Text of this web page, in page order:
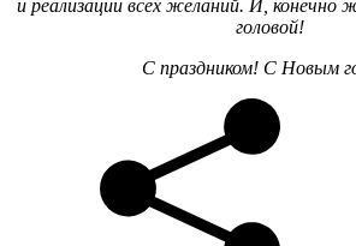
и реализации всех желаний. И, конечно
головой!
С праздником! С Новым